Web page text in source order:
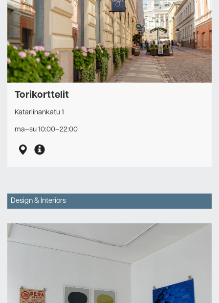
Torikorttelit
Katariinankatu 1
ma–su 10:00–22:00
Design & Interiors